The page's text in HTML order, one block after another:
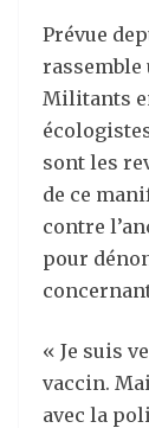
Prévue
rassemble
Militants
sont les
de ce
contre
pour
« Je suis
vaccin.
avec la